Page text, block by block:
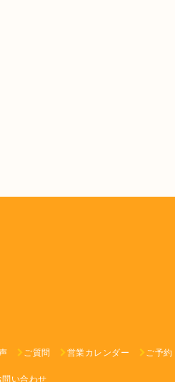
ご質問 営業カレンダー ご予約
問い合わせ